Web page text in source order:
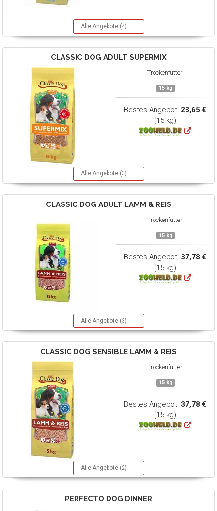
Alle Angebote (4)
CLASSIC DOG ADULT SUPERMIX
Trockenfutter
15 kg
Bestes Angebot: 23,65 €
(15 kg)
Alle Angebote (3)
CLASSIC DOG ADULT LAMM & REIS
Trockenfutter
15 kg
Bestes Angebot: 37,78 €
(15 kg)
Alle Angebote (3)
CLASSIC DOG SENSIBLE LAMM & REIS
Trockenfutter
15 kg
Bestes Angebot: 37,78 €
(15 kg)
Alle Angebote (2)
PERFECTO DOG DINNER